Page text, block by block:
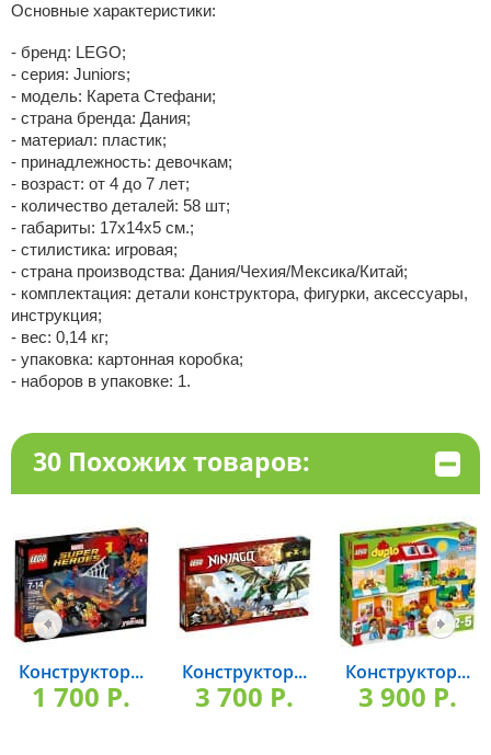
Основные характеристики:
- бренд: LEGO;
- серия: Juniors;
- модель: Карета Стефани;
- страна бренда: Дания;
- материал: пластик;
- принадлежность: девочкам;
- возраст: от 4 до 7 лет;
- количество деталей: 58 шт;
- габариты: 17x14x5 см.;
- стилистика: игровая;
- страна производства: Дания/Чехия/Мексика/Китай;
- комплектация: детали конструктора, фигурки, аксессуары,
инструкция;
- вес: 0,14 кг;
- упаковка: картонная коробка;
- наборов в упаковке: 1.
30 Похожих товаров:
Конструктор...
1 700 P.
Конструктор...
3 700 P.
Конструктор...
3 900 P.